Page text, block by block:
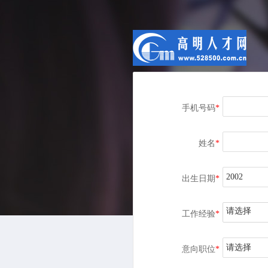
手机号码*
姓名*
出生日期*
工作经验* 请选择
意向职位* 请选择